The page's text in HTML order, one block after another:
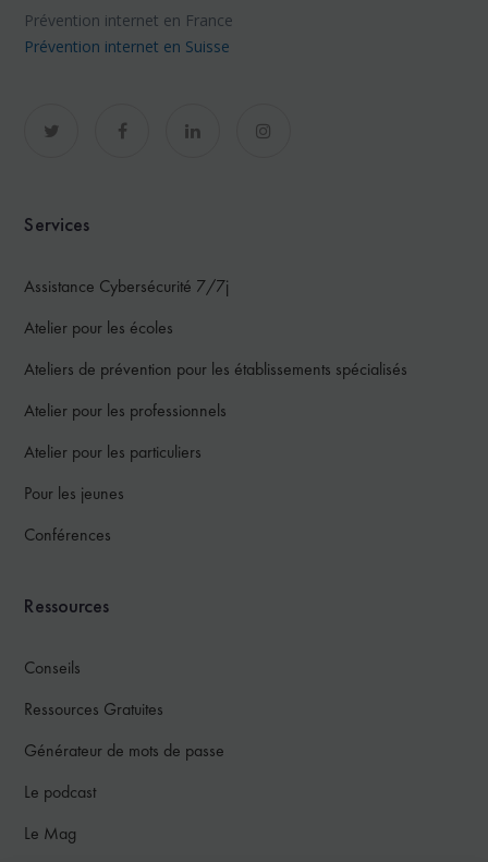
Prévention internet en France
Prévention internet en Suisse
Services
Assistance Cybersécurité 7/7j
Atelier pour les écoles
Ateliers de prévention pour les établissements spécialisés
Atelier pour les professionnels
Atelier pour les particuliers
Pour les jeunes
Conférences
Ressources
Conseils
Ressources Gratuites
Générateur de mots de passe
Le podcast
Le Mag